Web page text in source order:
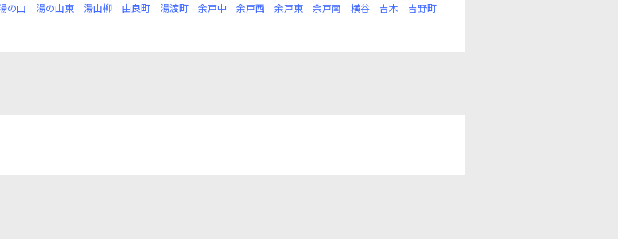
の山 湯の山東 湯山柳 由良町 湯渡町 余戸中 余戸西 余戸東 余戸南 横谷 吉木
吉野町